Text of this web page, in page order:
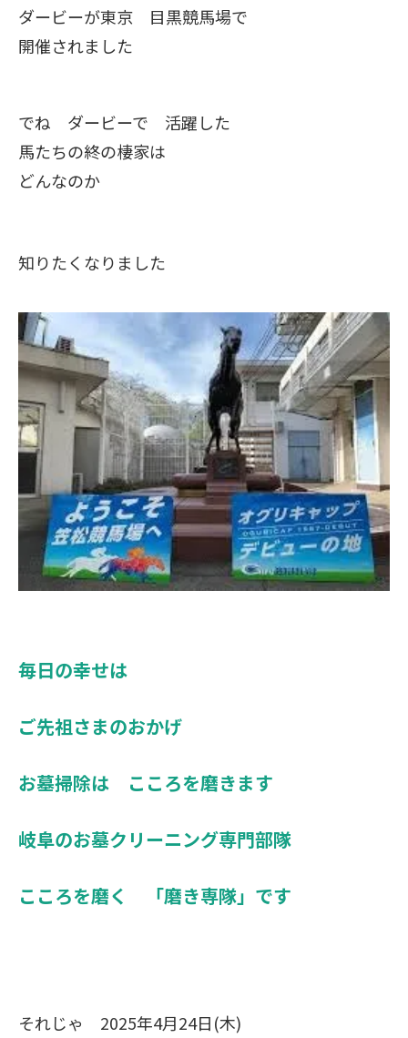
ダービーが東京 目黒競馬場で
開催されました
でね ダービーで 活躍した
馬たちの終の棲家は
どんなのか
知りたくなりました
毎日の幸せは
ご先祖さまのおかげ
お墓掃除は こころを磨きます
岐阜のお墓クリーニング専門部隊
こころを磨く 「磨き専隊」です
それじゃ 2025年4月24日(木)